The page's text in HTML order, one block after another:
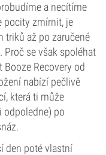
a necítíme
pocity zmírnit, je
triků až po zaručené
Proč se však spoléhat
Recovery od
nabízí pečlivě
která ti může
odpoledne) po
den poté vlastní